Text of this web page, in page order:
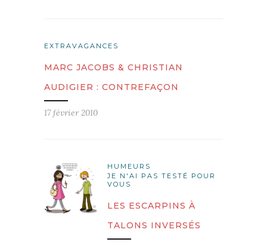
EXTRAVAGANCES
MARC JACOBS & CHRISTIAN
AUDIGIER : CONTREFAÇON
17 février 2010
HUMEURS
JE N'AI PAS TESTÉ POUR
VOUS
LES ESCARPINS À
TALONS INVERSÉS